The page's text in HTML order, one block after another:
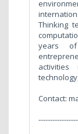
Thinking
years
activities
Contact: